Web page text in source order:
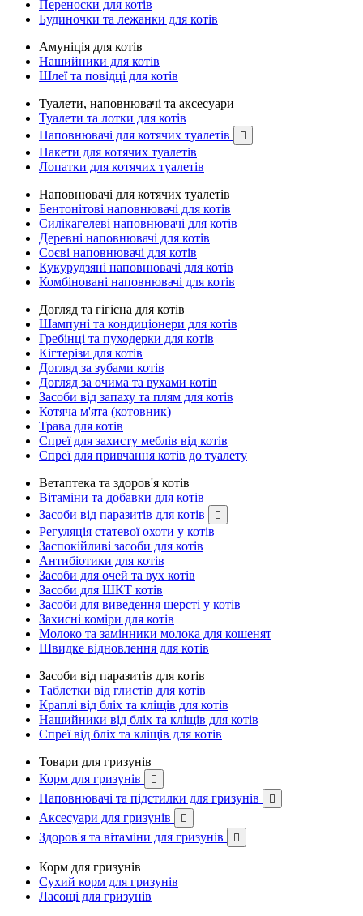
Переноски для котів
Будиночки та лежанки для котів
Амуніція для котів
Нашийники для котів
Шлеї та повідці для котів
Туалети, наповнювачі та аксесуари
Туалети та лотки для котів
Наповнювачі для котячих туалетів

Пакети для котячих туалетів
Лопатки для котячих туалетів
Наповнювачі для котячих туалетів
Бентонітові наповнювачі для котів
Силікагелеві наповнювачі для котів
Деревні наповнювачі для котів
Соєві наповнювачі для котів
Кукурудзяні наповнювачі для котів
Комбіновані наповнювачі для котів
Догляд та гігієна для котів
Шампуні та кондиціонери для котів
Гребінці та пуходерки для котів
Кігтерізи для котів
Догляд за зубами котів
Догляд за очима та вухами котів
Засоби від запаху та плям для котів
Котяча м'ята (котовник)
Трава для котів
Спреї для захисту меблів від котів
Спреї для привчання котів до туалету
Ветаптека та здоров'я котів
Вітаміни та добавки для котів
Засоби від паразитів для котів

Регуляція статевої охоти у котів
Заспокійливі засоби для котів
Антибіотики для котів
Засоби для очей та вух котів
Засоби для ШКТ котів
Засоби для виведення шерсті у котів
Захисні коміри для котів
Молоко та замінники молока для кошенят
Швидке відновлення для котів
Засоби від паразитів для котів
Таблетки від глистів для котів
Краплі від бліх та кліщів для котів
Нашийники від бліх та кліщів для котів
Спреї від бліх та кліщів для котів
Товари для гризунів
Корм для гризунів

Наповнювачі та підстилки для гризунів 
Аксесуари для гризунів 
Здоров'я та вітаміни для гризунів 
Корм для гризунів
Сухий корм для гризунів
Ласощі для гризунів